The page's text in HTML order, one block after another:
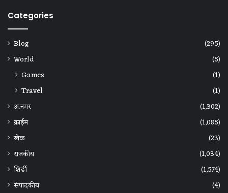
Categories
Blog
(295)
World
(5)
Games
(1)
Travel
(1)
अ.नगर
(1,302)
क्राईम
(1,085)
खेळ
(23)
राजकीय
(1,034)
शिर्डी
(1,574)
संपादकीय
(4)